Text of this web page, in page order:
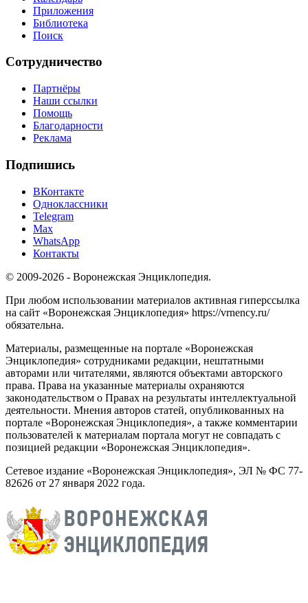
Приложения
Библиотека
Поиск
Сотрудничество
Партнёры
Наши ссылки
Помощь
Благодарности
Реклама
Подпишись
ВКонтакте
Одноклассники
Telegram
Max
WhatsApp
Контакты
© 2009-2026 - Воронежская Энциклопедия.
При любом использовании материалов активная гиперссылка
на сайт «Воронежская Энциклопедия» https://vrnency.ru/
обязательна.
Материалы, размещенные на портале «Воронежская
Энциклопедия» сотрудниками редакции, нештатными
авторами или читателями, являются объектами авторского
права. Права на указанные материалы охраняются
законодательством о Правах на результаты интеллектуальной
деятельности. Мнения авторов статей, опубликованных на
портале «Воронежская Энциклопедия», а также комментарии
пользователей к материалам портала могут не совпадать с
позицией редакции «Воронежская Энциклопедия».
Сетевое издание «Воронежская Энциклопедия», ЭЛ № ФС 77-
82626 от 27 января 2022 года.